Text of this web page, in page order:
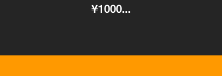
¥1000...